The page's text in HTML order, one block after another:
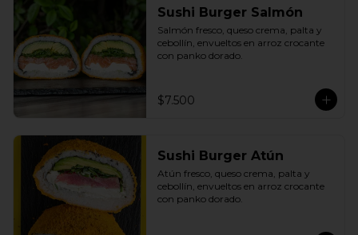
Sushi Burger Salmón
Salmón fresco, queso crema, palta y
cebollín, envueltos en arroz crocante
con panko dorado.
$7.500
Sushi Burger Atún
Atún fresco, queso crema, palta y
cebollín, envueltos en arroz crocante
con panko dorado.